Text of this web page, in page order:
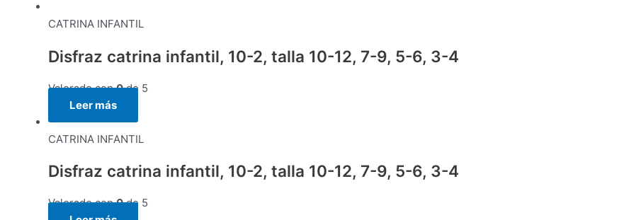
CATRINA INFANTIL
Disfraz catrina infantil, 10-2, talla 10-12, 7-9, 5-6, 3-4
Valorado con0de 5
Leer más
CATRINA INFANTIL
Disfraz catrina infantil, 10-2, talla 10-12, 7-9, 5-6, 3-4
Valorado con0de 5